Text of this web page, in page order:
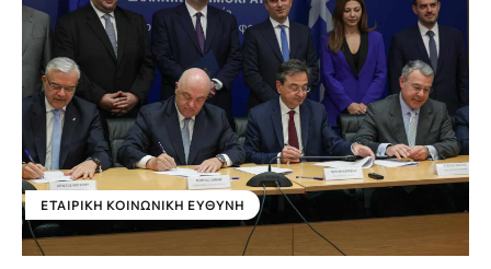
ΕΤΑΙΡΙΚΉ ΚΟΙΝΩΝΙΚΉ ΕΥΘΎΝΗ